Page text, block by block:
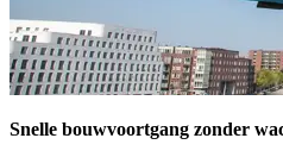
Snelle bouwvoortgang zonder